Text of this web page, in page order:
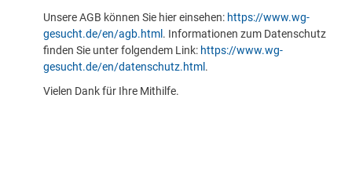
Unsere AGB können Sie hier einsehen: https://www.wg-
gesucht.de/en/agb.html . Informationen zum Datenschutz
finden Sie unter folgendem Link: https://www.wg-
gesucht.de/en/datenschutz.html .
Vielen Dank für Ihre Mithilfe.